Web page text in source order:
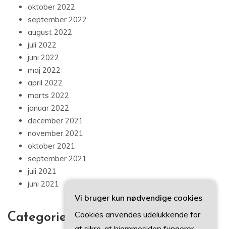
oktober 2022
september 2022
august 2022
juli 2022
juni 2022
maj 2022
april 2022
marts 2022
januar 2022
december 2021
november 2021
oktober 2021
september 2021
juli 2021
juni 2021
Categories
Vi bruger kun nødvendige cookies
Cookies anvendes udelukkende for